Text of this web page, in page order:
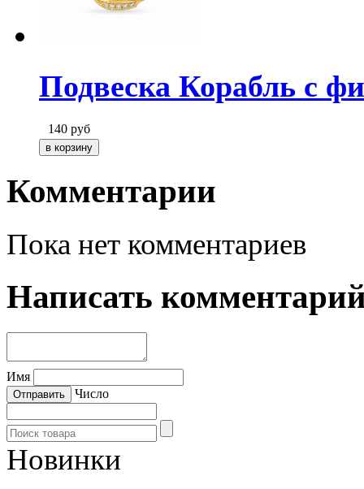
Подвеска Корабль с
140 руб
Комментарии
Пока нет комментариев
Написать
Имя
Число
Новинки